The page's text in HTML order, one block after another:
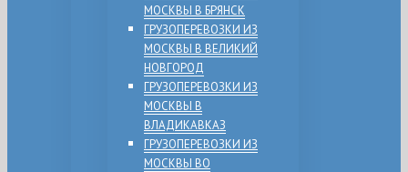
МОСКВЫ В БРЯНСК
ГРУЗОПЕРЕВОЗКИ ИЗ
МОСКВЫ В ВЕЛИКИЙ
НОВГОРОД
ГРУЗОПЕРЕВОЗКИ ИЗ
МОСКВЫ В
ВЛАДИКАВКАЗ
ГРУЗОПЕРЕВОЗКИ ИЗ
МОСКВЫ ВО